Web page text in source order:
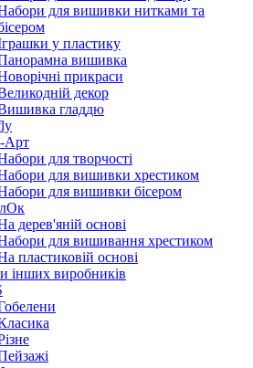
для вишивки нитками та
у пластику
вишивка
прикраси
декор
гладдю
Арт
для творчості
для вишивки хрестиком
для вишивки бісером
дерев'яній основі
для вишивання хрестиком
пластиковій основі
інших виробників